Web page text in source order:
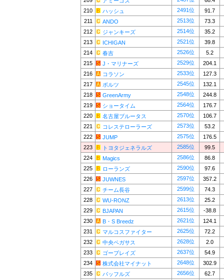
210
ハッシュ 2491位
91.7
211
ANDO 2513位
73.3
212
ジャンキーズ 2514位
35.2
213
ICHIGAN 2521位
39.8
214
春吉 2526位
5.2
215
J・マリナーズ 2529位
204.1
216
コラソン 2533位
127.3
217
ボルツ 2545位
132.1
218
GreenArmy 2548位
244.8
219
ショータイム 2564位
176.7
220
名古屋ブルータス 2570位
106.7
221
コレステローラーズ 2573位
53.2
222
JUMP 2575位
176.5
223
トヨタジェネラルズ 2585位
99.5
224
Magics 2586位
86.8
225
ローランズ 2590位
97.6
226
JUWNES 2597位
357.2
227
チーム長谷 2599位
74.3
228
WU-RONZ 2613位
25.2
229
BJAPAN 2615位
-38.8
230
B・S Breedz 2621位
124.1
231
マルコスファイター 2625位
72.2
232
中央ペガサス 2628位
2.0
233
ゴーブレイズ 2637位
54.9
234
株式会社マイナット 2648位 302.9
235
バッフルズ 2656位
62.7